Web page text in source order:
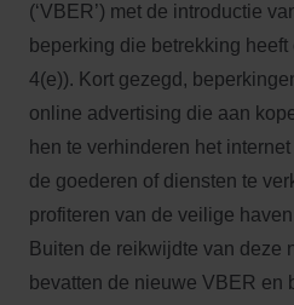
(‘VBER’) met de introductie
beperking die betrekking
4(e)). Kort gezegd,
online advertising die aan
hen te verhinderen het
de goederen of diensten te
profiteren van de veilige
Buiten de reikwijdte van deze
bevatten de nieuwe VBER en